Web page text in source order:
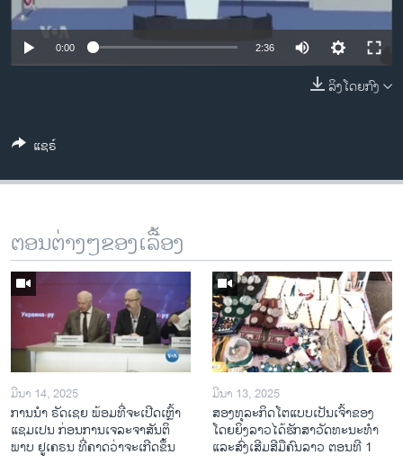
ທຸລະກິດ
ພາສາອັງກິດ
ລາຍການກະຈາຍສຽງ
ຕິດຕາມພວກເຮົາ ທີ່
ພາສາຕ່າງໆ
0:00 2:36
ລິງໂດຍກົງ
ແຊຣ໌
ຕອນຕ່າງໆຂອງເລື້ອງ
ມີນາ 14, 2025
ການ​ນຳ ຣັດ​ເຊຍ ພ້ອມ​ທີ່​ຈະ​ເປີ​ດ​ເຫຼົ້າ​
ແຊມ​ເປນ ກ່ອນການ​ເຈ​ລະ​ຈາ​ສັນ​ຕິ​
ພາບ ຢູ​ເຄ​ຣນ ທີ່​ຄາດ​ວ່າ​ຈະ​ເກີດ​ຂຶ້ນ
ມີນາ 13, 2025
ສອງທຸລະກິດໂຕແບບເປັນເຈົ້າຂອງ
ໂດຍຍິງລາວໄດ້ຮັກສາວັດທະນະທຳ
ແລະສົ່ງເສີມສີມືຄົນລາວ ຕອນທີ 1